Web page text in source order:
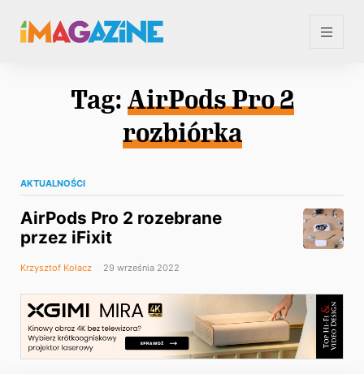
Tag: AirPods Pro 2
rozbiórka
AKTUALNOŚCI
AirPods Pro 2 rozebrane
przez iFixit
Krzysztof Kołacz 29 września 2022